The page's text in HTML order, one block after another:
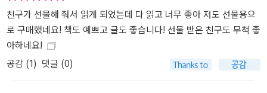
친구가 선물해 줘서 읽게 되었는데 다 읽고 너무 좋아 저도 선물용으
로 구매했네요! 책도 예쁘고 글도 좋습니다! 선물 받은 친구도 무척 좋
아하네요!
공감 (1) 댓글 (0)